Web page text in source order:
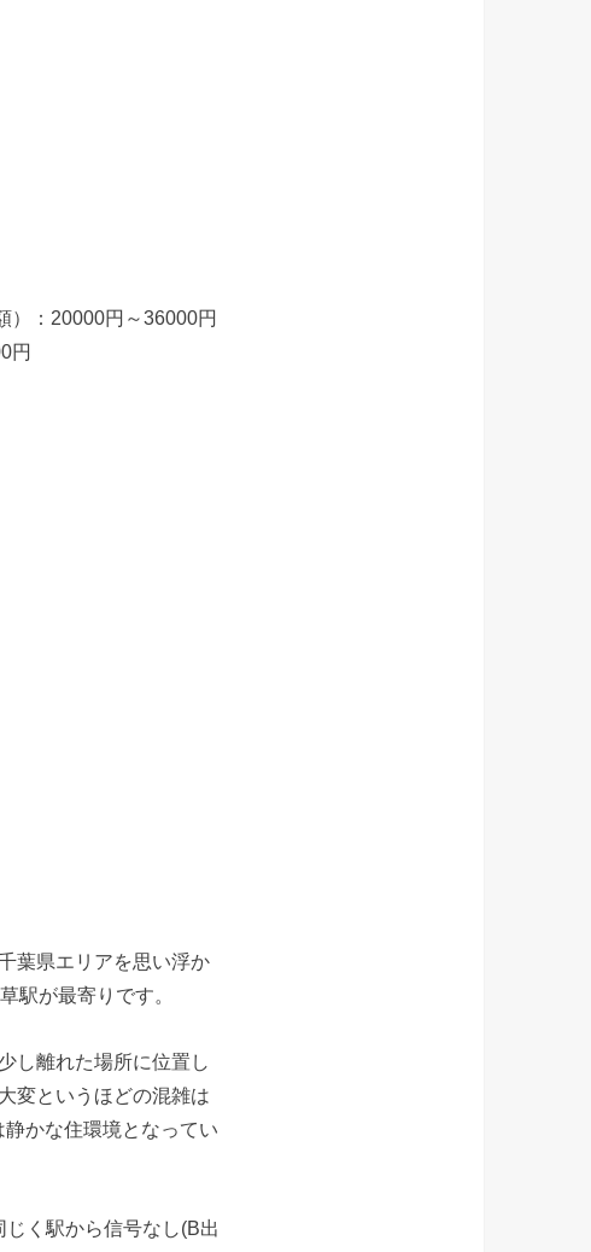
）：20000円～36000円
円
葉県エリアを思い浮か
駅が最寄りです。
し離れた場所に位置し
変というほどの混雑は
かな住環境となってい
く駅から信号なし(B出